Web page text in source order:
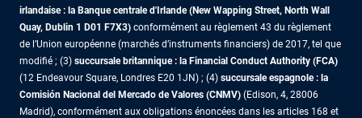
irlandaise : la Banque centrale d'Irlande (New Wapping Street, North Wall
Quay, Dublin 1 D01 F7X3) conformément au règlement 43 du règlement
de l’Union européenne (marchés d’instruments financiers) de 2017, tel que
modifié ; (3) succursale britannique : la Financial Conduct Authority (FCA)
(12 Endeavour Square, Londres E20 1JN) ; (4) succursale espagnole : la
Comisión Nacional del Mercado de Valores (CNMV) (Edison, 4, 28006
Madrid), conformément aux obligations énoncées dans les articles 168 et